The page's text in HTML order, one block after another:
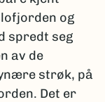
og
spredt seg
av de
strøk, på
Det er